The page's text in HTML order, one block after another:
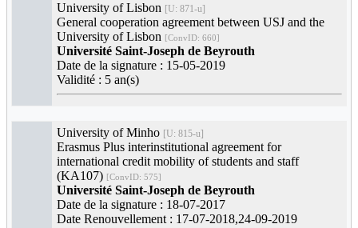
University of Lisbon [U: 871-u]
General cooperation agreement between USJ and the
University of Lisbon [ConvID: 660]
Université Saint-Joseph de Beyrouth
Date de la signature : 15-05-2019
Validité : 5 an(s)
University of Minho [U: 815-u]
Erasmus Plus interinstitutional agreement for
international credit mobility of students and staff
(KA107) [ConvID: 575]
Université Saint-Joseph de Beyrouth
Date de la signature : 18-07-2017
Date Renouvellement : 17-07-2018,24-09-2019